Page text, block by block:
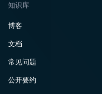
知识库
博客
文档
常见问题
公开要约